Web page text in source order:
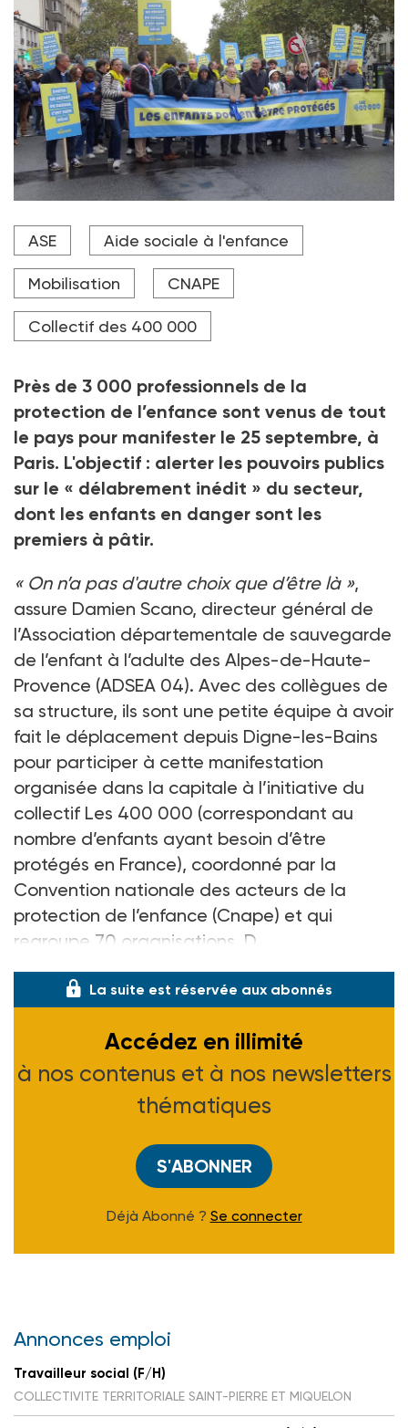
Mobilisation historique des acteurs de la protection
de l'enfance pour dénoncer les défaillances du
ASE Aide sociale à l'enfance
Mobilisation CNAPE
Collectif des 400 000
Près de 3 000 professionnels de la
protection de l’enfance sont venus de tout
le pays pour manifester le 25 septembre, à
Paris. L'objectif : alerter les pouvoirs publics
sur le « délabrement inédit » du secteur,
dont les enfants en danger sont les
premiers à pâtir.
« On n’a pas d'autre choix que d’être là »,
assure Damien Scano, directeur général de
l’Association départementale de sauvegarde
de l’enfant à l’adulte des Alpes-de-Haute-
Provence (ADSEA 04). Avec des collègues de
sa structure, ils sont une petite équipe à avoir
fait le déplacement depuis Digne-les-Bains
pour participer à cette manifestation
organisée dans la capitale à l’initiative du
collectif Les 400 000 (correspondant au
nombre d’enfants ayant besoin d’être
protégés en France), coordonné par la
Convention nationale des acteurs de la
protection de l’enfance (Cnape) et qui
regroupe 70 organisations. D
La suite est réservée aux abonnés
Accédez en illimité
à nos contenus et à nos newsletters
thématiques
S'ABONNER
Déjà Abonné ? Se connecter
Annonces emploi
Travailleur social (F/H)
COLLECTIVITE TERRITORIALE SAINT-PIERRE ET MIQUELON